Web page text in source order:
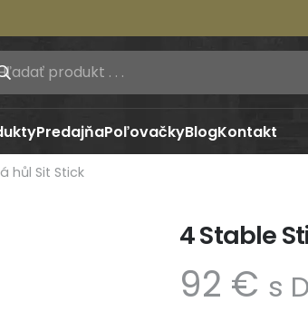
PredajňaPoľovačkyBlogKontakt
hůl Sit Stick
4 Stable
92 € s